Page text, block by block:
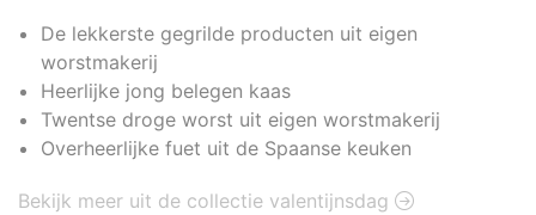
De lekkerste gegrilde producten uit eigen
worstmakerij
Heerlijke jong belegen kaas
Twentse droge worst uit eigen worstmakerij
Overheerlijke fuet uit de Spaanse keuken
Bekijk meer uit de collectie valentijnsdag